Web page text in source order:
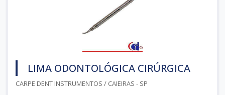
LIMA ODONTOLÓGICA CIRÚRGICA
CARPE DENT INSTRUMENTOS / CAIEIRAS - SP